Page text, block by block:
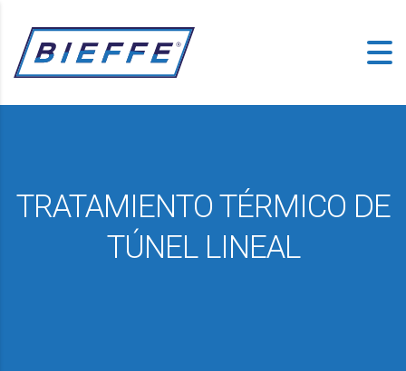
TRATAMIENTO TÉRMICO DE
TÚNEL LINEAL